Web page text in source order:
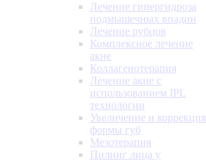
Лечение гипергидроза
подмышечных впадин
Лечение рубцов
Комплексное лечение
акне
Коллагенотерапия
Лечение акне с
использованием IPL
технологии
Увеличение и коррекция
формы губ
Мезотерапия
Пилинг лица у